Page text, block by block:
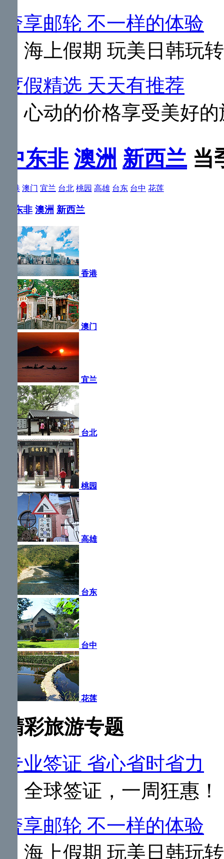
奢享邮轮 不一样的体验
海上假期 玩美日韩玩
度假精选 天天有推荐
心动的价格享受美好
中东非 澳洲 新西兰 当
香港 澳门 宜兰 台北 桃园 高雄 台东 台中 花莲
中东非 澳洲 新西兰
香港
澳门
宜兰
台北
桃园
高雄
台东
台中
花莲
精彩旅游专题
专业签证 省心省时省力
全球签证，一周狂惠！
奢享邮轮 不一样的体验
海上假期 玩美日韩玩